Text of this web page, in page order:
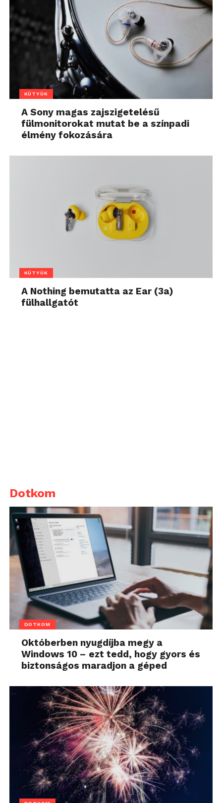
KÜTYÜK
A Sony magas zajszigetelésű
fülmonitorokat mutat be a színpadi
élmény fokozására
KÜTYÜK
A Nothing bemutatta az Ear (3a)
fülhallgatót
Dotkom
DOTKOM
Októberben nyugdíjba megy a
Windows 10 – ezt tedd, hogy gyors és
biztonságos maradjon a géped